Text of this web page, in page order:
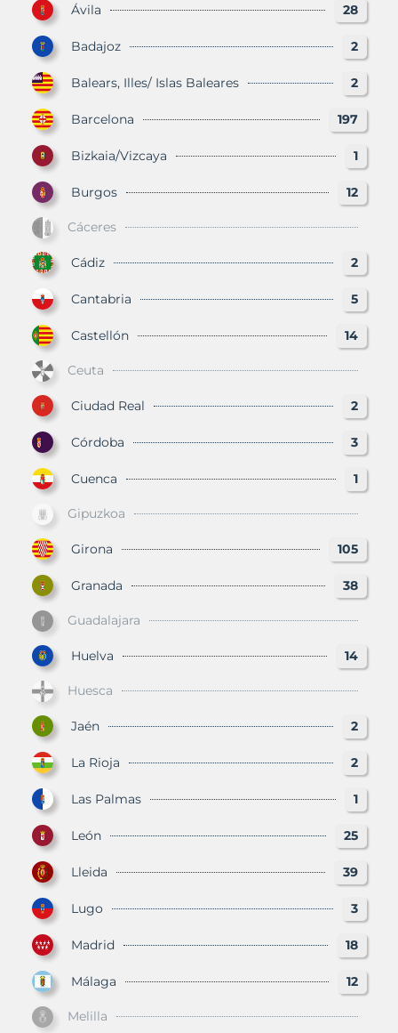
Ávila 28
Badajoz 2
Balears, Illes/ Islas Baleares 2
Barcelona 197
Bizkaia/Vizcaya 1
Burgos 12
Cáceres
Cádiz 2
Cantabria 5
Castellón 14
Ceuta
Ciudad Real 2
Córdoba 3
Cuenca 1
Gipuzkoa
Girona 105
Granada 38
Guadalajara
Huelva 14
Huesca
Jaén 2
La Rioja 2
Las Palmas 1
León 25
Lleida 39
Lugo 3
Madrid 18
Málaga 12
Melilla